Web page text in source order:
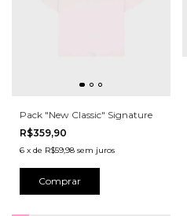
Pack "New Classic" Signature
R$359,90
6 x de R$59,98 sem juros
Comprar